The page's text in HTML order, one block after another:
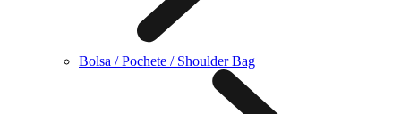
Bolsa / Pochete / Shoulder Bag